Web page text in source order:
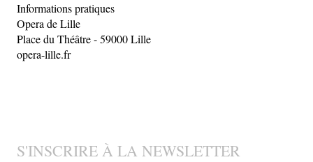
Informations pratiques
Opera de Lille
Place du Théâtre - 59000 Lille
opera-lille.fr
S'INSCRIRE À LA NEWSLETTER